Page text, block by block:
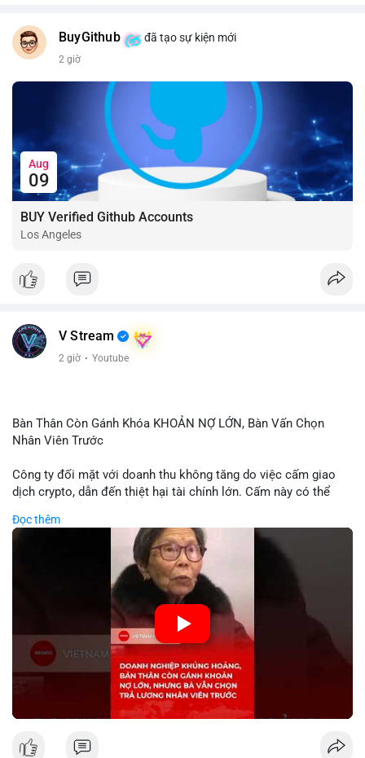
BuyGithub đã tạo sự kiện mới
2 giờ
Aug
09
BUY Verified Github Accounts
Los Angeles
V Stream
2 giờ · Youtube
Bàn Thân Còn Gánh Khóa KHOẢN NỢ LỚN, Bàn Vấn Chọn
Nhân Viên Trước
Công ty đối mặt với doanh thu không tăng do việc cấm giao
dịch crypto, dẫn đến thiệt hại tài chính lớn. Cấm này có thể
biến động giá digital asset. Bàn vấn chuyển hướng tập trung
vào nhân lực, cho thấy chiến lược giảm chi phí hoặc điều chỉnh
mô hình kinh doanh. Điều này có thể ảnh hưởng đến thị trường
crypto và các doanh nghiệp liên quan trong tương lai.
🎥 Xem video trực tiếp tại:
Nguồn: KIEN THUC KINH TE
Đọc thêm